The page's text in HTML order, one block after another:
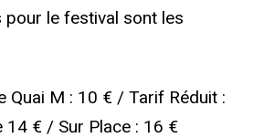
pour le festival sont les
Quai M : 10 € / Tarif Réduit :
14 € / Sur Place : 16 €